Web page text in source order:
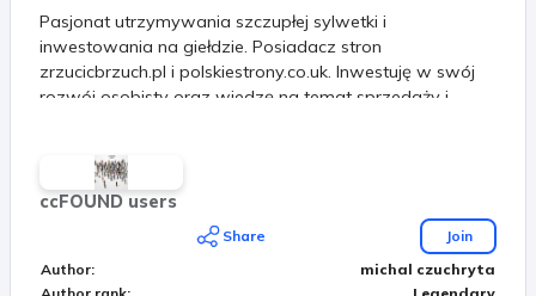
Pasjonat utrzymywania szczupłej sylwetki i
inwestowania na giełdzie. Posiadacz stron
zrzucicbrzuch.pl i polskiestrony.co.uk. Inwestuję w swój
rozwój osobisty oraz wiedzę na temat sprzedaży i
ccFOUND users
Share
Join
Author:
michal czuchryta